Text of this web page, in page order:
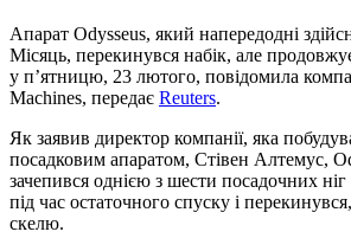
Апарат Odysseus, який напередодні
Місяць, перекинувся набік, але
у п’ятницю, 23 лютого, повідомила
Machines, передає Reuters.
Як заявив директор компанії, яка
посадковим апаратом, Стівен Алтемус,
зачепився однією з шести посадочних
під час остаточного спуску і
скелю.